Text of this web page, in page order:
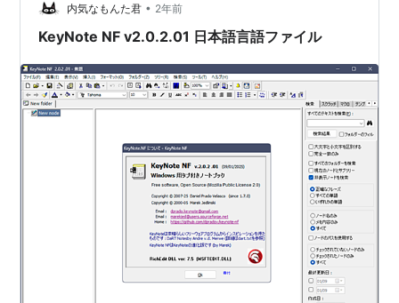
内気なもんた君 • 2年前
KeyNote NF v2.0.2.01 日本語言語ファイル